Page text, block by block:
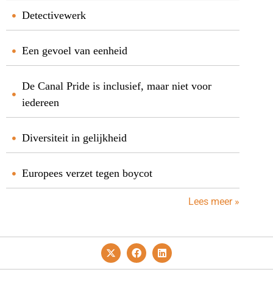
Detectivewerk
Een gevoel van eenheid
De Canal Pride is inclusief, maar niet voor
iedereen
Diversiteit in gelijkheid
Europees verzet tegen boycot
Lees meer »